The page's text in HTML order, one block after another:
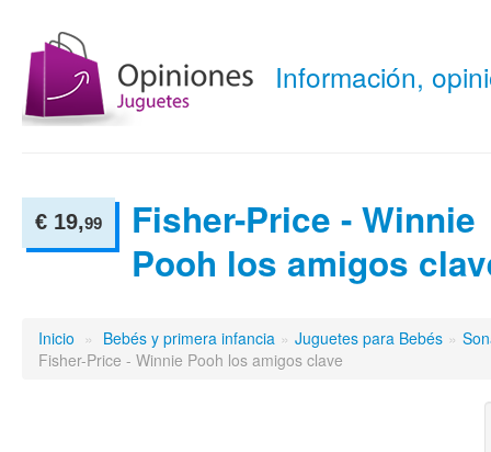
Información,
€ 19,99
Fisher-Price - Winnie
Pooh los amigos
Inicio » Bebés y primera infancia » Juguetes para Bebés »
Fisher-Price - Winnie Pooh los amigos clave